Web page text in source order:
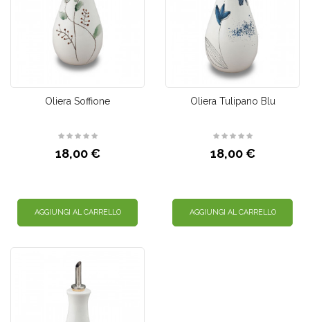
Oliera Soffione
18,00 €
AGGIUNGI AL CARRELLO
Oliera Tulipano Blu
18,00 €
AGGIUNGI AL CARRELLO